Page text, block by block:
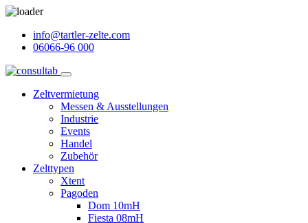
info@tartler-zelte.com
06066-96 000
Zeltvermietung
Messen & Ausstellungen
Industrie
Events
Handel
Zubehör
Zelttypen
Xtent
Pagoden
Dom 10mH
Fiesta 08mH